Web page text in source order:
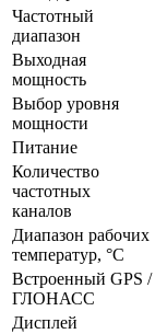
Частотный
диапазон
Выходная
мощность
Выбор уровня
мощности
Питание
Количество
частотных
каналов
Диапазон рабочих
температур, °С
Встроенный GPS /
ГЛОНАСС
Дисплей